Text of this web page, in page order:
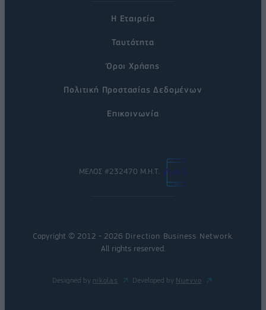
Η Εταιρεία
Ταυτότητα
Όροι Χρήσης
Πολιτική Προστασίας Δεδομένων
Επικοινωνία
ΜΕΛΟΣ #232470 Μ.Η.Τ.
Copyright © 2012 - 2026 Direction Business Network
All rights reserved.
Designed by nikolas Developed by Nuevvo